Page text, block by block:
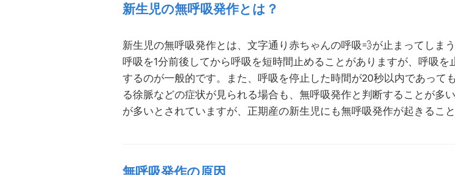
新生児の無呼吸発作とは？
新生児の無呼吸発作とは、文字通り赤ちゃんの呼吸💨が止まってしま
呼吸を1分前後してから呼吸を短時間止めることがありますが、呼吸を
するのが一般的です。また、呼吸を停止した時間が20秒以内であって
る徐脈などの症状が見られる場合も、無呼吸発作と判断することが多
が多いとされていますが、正期産の新生児にも無呼吸発作が起きること
無呼吸発作の原因